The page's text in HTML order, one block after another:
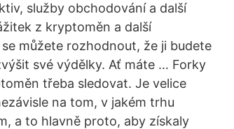
služby obchodování a další
z kryptoměn a další
můžete rozhodnout, že ji budete
své výdělky. Ať máte … Forky
třeba sledovat. Je velice
na tom, v jakém trhu
a to hlavně proto, aby získaly